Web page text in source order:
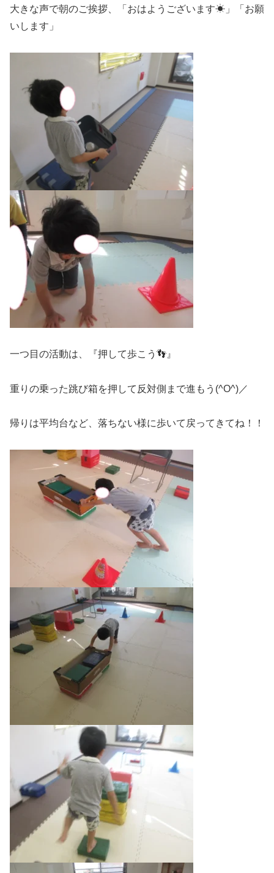
大きな声で朝のご挨拶、「おはようございます☀」「お願
いします」
一つ目の活動は、『押して歩こう👣』
重りの乗った跳び箱を押して反対側まで進もう(^O^)／
帰りは平均台など、落ちない様に歩いて戻ってきてね！！